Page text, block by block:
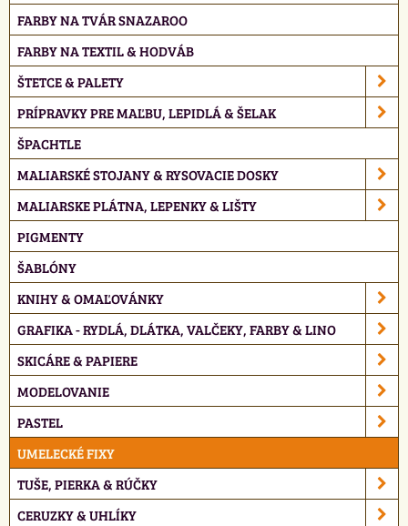
FARBY NA TVÁR SNAZAROO
FARBY NA TEXTIL & HODVÁB
ŠTETCE & PALETY
PRÍPRAVKY PRE MAĽBU, LEPIDLÁ & ŠELAK
ŠPACHTLE
MALIARSKÉ STOJANY & RYSOVACIE DOSKY
MALIARSKE PLÁTNA, LEPENKY & LIŠTY
PIGMENTY
ŠABLÓNY
KNIHY & OMAĽOVÁNKY
GRAFIKA - RYDLÁ, DLÁTKA, VALČEKY, FARBY & LINO
SKICÁRE & PAPIERE
MODELOVANIE
PASTEL
UMELECKÉ FIXY
TUŠE, PIERKA & RÚČKY
CERUZKY & UHLÍKY